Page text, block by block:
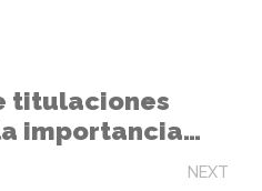
titulaciones
importancia
NEXT